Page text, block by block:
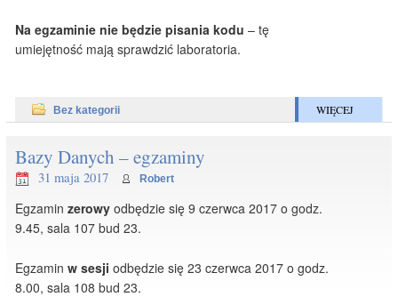
Na egzaminie nie będzie pisania kodu – tę
umiejętność mają sprawdzić laboratoria.
Bez kategorii WIĘCEJ
Bazy Danych – egzaminy
31 maja 2017 Robert
Egzaminzerowy odbędzie się 9 czerwca 2017 o godz.
9.45, sala 107 bud 23.
Egzaminw sesji odbędzie się 23 czerwca 2017 o godz.
8.00, sala 108 bud 23.